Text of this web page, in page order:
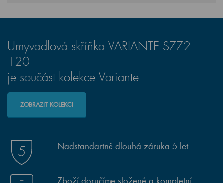
Umyvadlová skříňka VARIANTE SZZ2
120
je součást kolekce Variante
ZOBRAZIT KOLEKCI
Nadstandartně dlouhá záruka 5 let
Zboží doručíme složené a kompletní